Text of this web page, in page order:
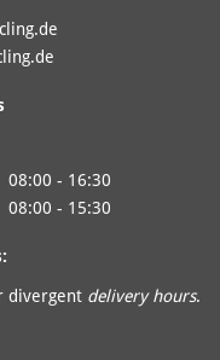
08:00 - 16:30
08:00 - 15:30
divergent delivery hours.